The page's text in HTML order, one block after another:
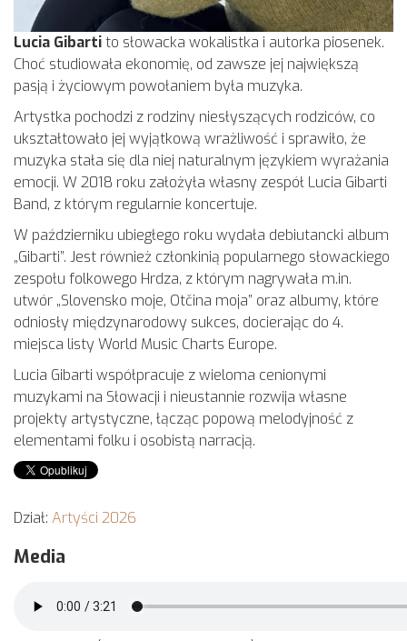
Lucia Gibartito słowacka wokalistka i autorka piosenek.
Choć studiowała ekonomię, od zawsze jej największą
pasją i życiowym powołaniem była muzyka.
Artystka pochodzi z rodziny niesłyszących rodziców, co
ukształtowało jej wyjątkową wrażliwość i sprawiło, że
muzyka stała się dla niej naturalnym językiem wyrażania
emocji. W 2018 roku założyła własny zespół Lucia Gibarti
Band, z którym regularnie koncertuje.
W październiku ubiegłego roku wydała debiutancki album
„Gibarti”. Jest również członkinią popularnego słowackiego
zespołu folkowego Hrdza, z którym nagrywała m.in.
utwór „Slovensko moje, Otčina moja” oraz albumy, które
odniosły międzynarodowy sukces, docierając do 4.
miejsca listy World Music Charts Europe.
Lucia Gibarti współpracuje z wieloma cenionymi
muzykami na Słowacji i nieustannie rozwija własne
projekty artystyczne, łącząc popową melodyjność z
elementami folku i osobistą narracją.
Dział: Artyści 2026
Media